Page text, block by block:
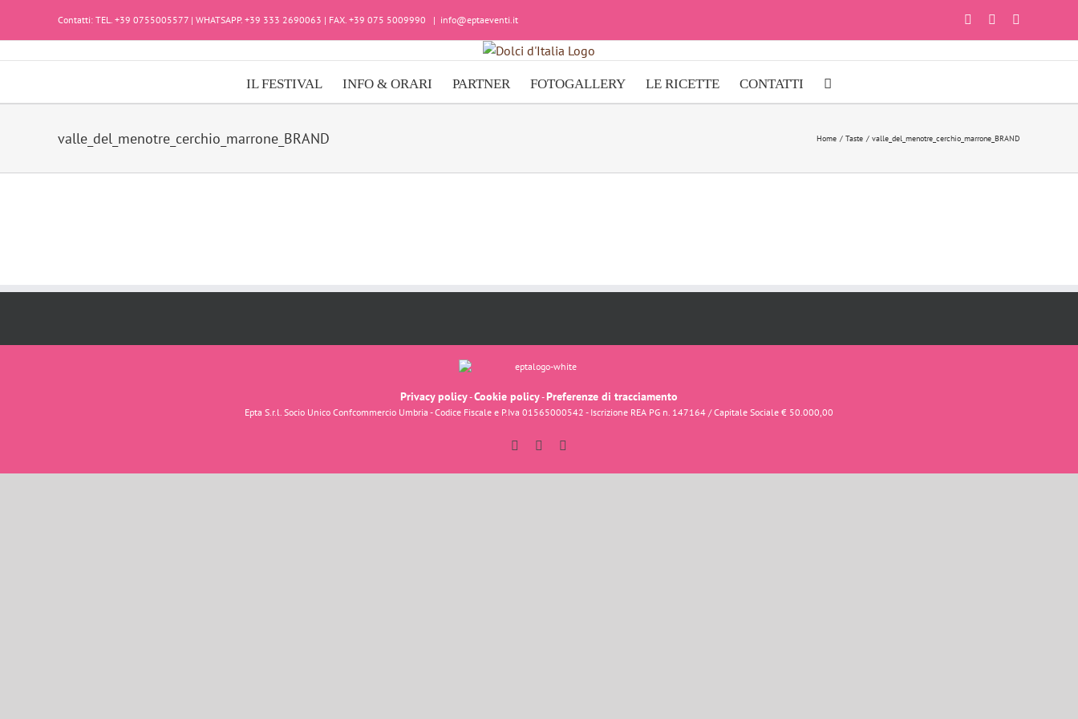
Contatti: TEL. +39 0755005577 | WHATSAPP. +39 333 2690063 | FAX. +39 075 5009990 | info@eptaeventi.it FacebookInstagram
IL FESTIVAL INFO & ORARI PARTNER FOTOGALLERY LE RICETTE CONTATTI
valle_del_menotre_cerchio_marrone_BRAND Home Taste valle_del_menotre_cerchio_marrone_BRAND
Privacy policy-Cookie policy-Preferenze di tracciamento
Epta S.r.l. Socio Unico Confcommercio Umbria - Codice Fiscale e P.Iva 01565000542 - Iscrizione REA PG n. 147164 / Capitale Sociale € 50.000,00
FacebookInstagram